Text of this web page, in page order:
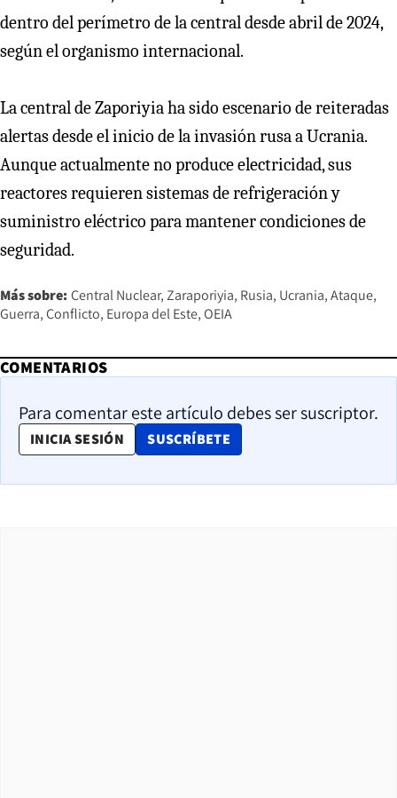
dentro del perímetro de la central desde abril de 2024,
según el organismo internacional.
La central de Zaporiyia ha sido escenario de reiteradas
alertas desde el inicio de la invasión rusa a Ucrania.
Aunque actualmente no produce electricidad, sus
reactores requieren sistemas de refrigeración y
suministro eléctrico para mantener condiciones de
seguridad.
Más sobre: Central Nuclear Zaraporiyia Rusia Ucrania Ataque
Guerra Conflicto Europa del Este OEIA
COMENTARIOS
Para comentar este artículo debes ser suscriptor.
INICIA SESIÓN SUSCRÍBETE
OPENS IN NEW WINDOW